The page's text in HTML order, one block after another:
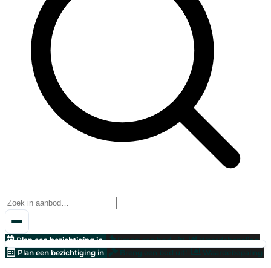
Plan een bezichtiging in Breng een bod uit!
Waardebepaling
Plan een bezichtiging in
Breng een bod uit! Waardebepaling